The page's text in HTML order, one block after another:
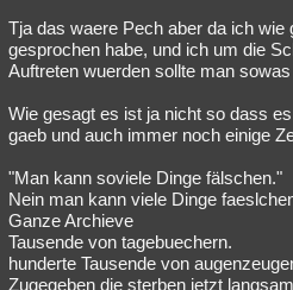
Tja das waere Pech aber da ich wie
gesprochen habe, und ich um die
Auftreten wuerden sollte man
Wie gesagt es ist ja nicht so dass
gaeb und auch immer noch einige
"Man kann soviele Dinge fälschen."
Nein man kann viele Dinge
Ganze Archieve
Tausende von tagebuechern.
hunderte Tausende von
Zugegeben die sterben jetzt